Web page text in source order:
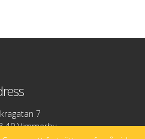
7
40 Vimmerby